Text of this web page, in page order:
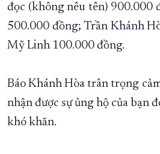
đọc (không nêu tên) 900.000
500.000 đồng; Trần Khánh
Mỹ Linh 100.000 đồng.
Báo Khánh Hòa trân trọng
nhận được sự ủng hộ của bạn
khó khăn.